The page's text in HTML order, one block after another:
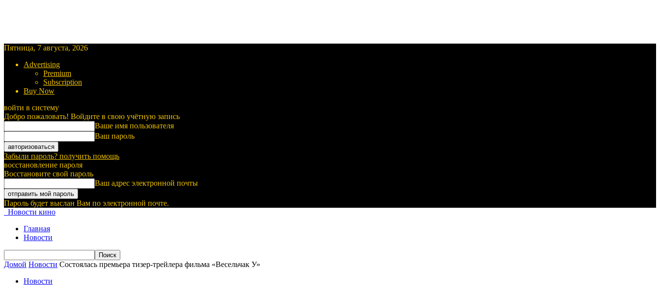
Пятница, 7 августа, 2026
Advertising
Premium
Subscription
Buy Now
войти в систему
Добро пожаловать! Войдите в свою учётную запись
Ваше имя пользователя
Ваш пароль
Забыли пароль? получить помощь
восстановление пароля
Восстановите свой пароль
Ваш адрес электронной почты
Пароль будет выслан Вам по электронной почте.
Новости кино
Главная
Новости
Домой Новости Состоялась премьера тизер-трейлера фильма «Весельчак У»
Новости